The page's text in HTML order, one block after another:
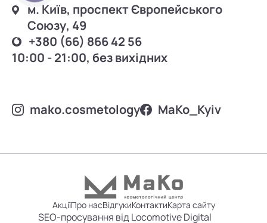
м. Київ, проспект Європейського
Союзу, 49
+380 (66) 866 42 56
10:00 - 21:00, без вихідних
mako.cosmetology MаKo_Kyiv
АкціїПро насВідгукиКонтактиКарта сайту
SEO-просування від Locomotive Digital